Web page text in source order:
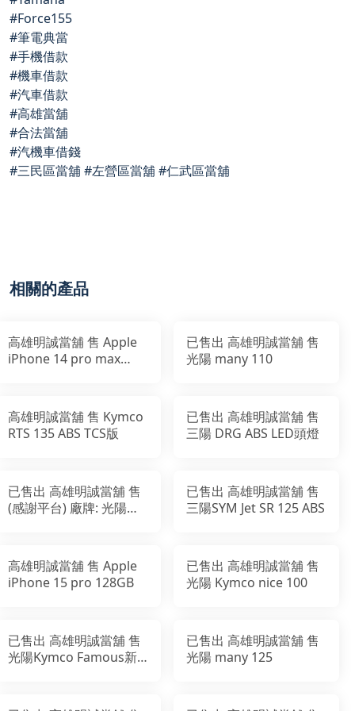
#Force155
#筆電典當
#手機借款
#機車借款
#汽車借款
#高雄當舖
#合法當舖
#汽機車借錢
#三民區當舖 #左營區當舖 #仁武區當舖
相關的產品
高雄明誠當舖 售 Apple
iPhone 14 pro max
已售出 高雄明誠當舖 售
光陽 many 110
高雄明誠當舖 售 Kymco
RTS 135 ABS TCS版
已售出 高雄明誠當舖 售
三陽 DRG ABS LED頭燈
已售出 高雄明誠當舖 售
(感謝平台) 廠牌: 光陽
已售出 高雄明誠當舖 售
三陽SYM Jet SR 125 ABS
高雄明誠當舖 售 Apple
iPhone 15 pro 128GB
已售出 高雄明誠當舖 售
光陽 Kymco nice 100
已售出 高雄明誠當舖 售
光陽Kymco Famous新
已售出 高雄明誠當舖 售
光陽 many 125